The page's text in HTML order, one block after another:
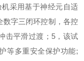
机采用基于神经元自适
数字三闭环控制，各控
击平滑过渡； 5，该试
等多重安全保护功能;